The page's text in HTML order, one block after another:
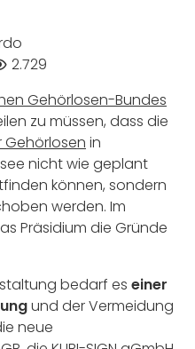
2.729
Gehörlosen-Bundes
zu müssen, dass die
Gehörlosen in
nicht wie geplant
können, sondern
werden. Im
Präsidium die Gründe
bedarf es einer
und der Vermeidung
neue